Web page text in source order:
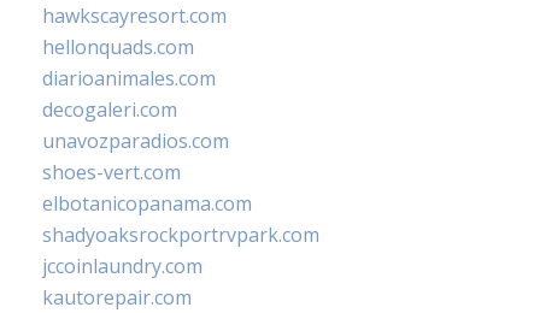
hawkscayresort.com
hellonquads.com
diarioanimales.com
decogaleri.com
unavozparadios.com
shoes-vert.com
elbotanicopanama.com
shadyoaksrockportrvpark.com
jccoinlaundry.com
kautorepair.com